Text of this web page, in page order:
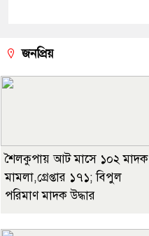
জনপ্রিয়
শৈলকুপায় আট মাসে ১০২ মাদক
মামলা,গ্রেপ্তার ১৭১; বিপুল
পরিমাণ মাদক উদ্ধার